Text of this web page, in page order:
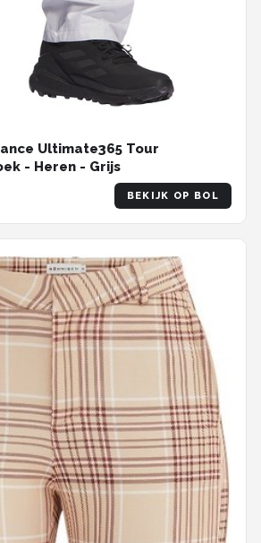
Ultimate365 Tour
- Heren - Grijs
BEKIJK OP BOL